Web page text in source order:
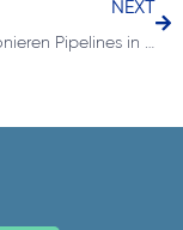
NEXT
Wie funktionieren Pipelines in Microsoft Fabric?